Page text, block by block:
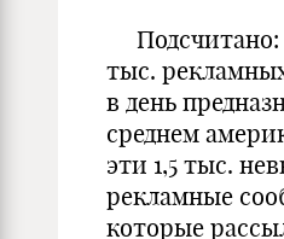
Подсчитано:
тыс.
в день
среднем
эти 1,5 тыс.
рекламные
которые